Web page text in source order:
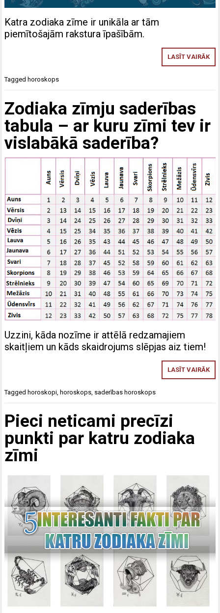
Katra zodiaka zīme ir unikāla ar tām
piemītošajām rakstura īpašībām.
LASĪT VAIRĀK
Tagged horoskops
Zodiaka zīmju saderības
tabula – ar kuru zīmi tev ir
vislabākā saderība?
Uzzini, kāda nozīme ir attēlā redzamajiem
skaitļiem un kāds skaidrojums slēpjas aiz tiem!
LASĪT VAIRĀK
Tagged horoskopi horoskops saderības horoskops
Pieci neticami precīzi
punkti par katru zodiaka
zīmi